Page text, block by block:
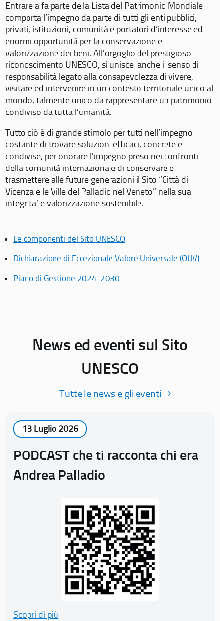
Entrare a fa parte della Lista del Patrimonio Mondiale
comporta l’impegno da parte di tutti gli enti pubblici,
privati, istituzioni, comunità e portatori d’interesse ed
enormi opportunità per la conservazione e
valorizzazione dei beni. All’orgoglio del prestigioso
riconoscimento UNESCO, si unisce anche il senso di
responsabilità legato alla consapevolezza di vivere,
visitare ed intervenire in un contesto territoriale unico al
mondo, talmente unico da rappresentare un patrimonio
condiviso da tutta l’umanità.
Tutto ciò è di grande stimolo per tutti nell’impegno
costante di trovare soluzioni efficaci, concrete e
condivise, per onorare l’impegno preso nei confronti
della comunità internazionale di conservare e
trasmettere alle future generazioni il Sito “Città di
Vicenza e le Ville del Palladio nel Veneto” nella sua
integrita’ e valorizzazione sostenibile.
Le componenti del Sito UNESCO
Dichiarazione di Eccezionale Valore Universale (OUV)
Piano di Gestione 2024-2030
News ed eventi sul Sito
UNESCO
Tutte le news e gli eventi
13 Luglio 2026
PODCAST che ti racconta chi era
Andrea Palladio
Scopri di più